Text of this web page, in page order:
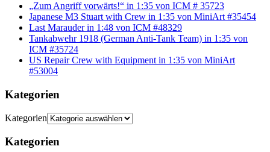
„Zum Angriff vorwärts!“ in 1:35 von ICM # 35723
Japanese M3 Stuart with Crew in 1:35 von MiniArt #35454
Last Marauder in 1:48 von ICM #48329
Tankabwehr 1918 (German Anti-Tank Team) in 1:35 von
ICM #35724
US Repair Crew with Equipment in 1:35 von MiniArt
#53004
Kategorien
Kategorien
Kategorien